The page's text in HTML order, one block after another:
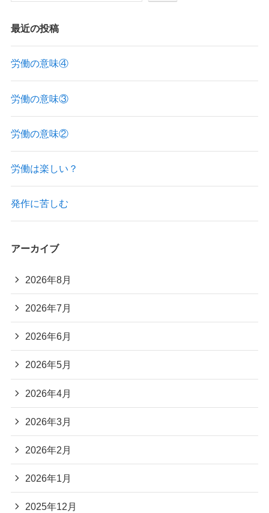
最近の投稿
労働の意味④
労働の意味③
労働の意味②
労働は楽しい？
発作に苦しむ
アーカイブ
2026年8月
2026年7月
2026年6月
2026年5月
2026年4月
2026年3月
2026年2月
2026年1月
2025年12月